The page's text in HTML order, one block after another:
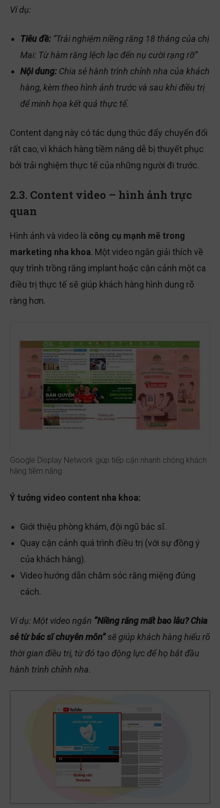
Ví dụ:
Tiêu đề: “Trải nghiệm niềng răng 18 tháng của chị
Mai: Từ hàm răng lệch lạc đến nụ cười rạng rỡ”
Nội dung: Chia sẻ hành trình chỉnh nha của khách
hàng, kèm theo hình ảnh trước và sau khi điều trị
để minh họa kết quả thực tế.
Content dạng này có tác dụng thúc đẩy chuyển đổi
rất cao, vì khách hàng tiềm năng dễ bị thuyết phục
bởi trải nghiệm thực tế của những người đi trước.
2.3. Content video – hình ảnh trực
quan
Hình ảnh và video là công cụ mạnh mẽ trong
marketing nha khoa. Một video ngắn giải thích về
quy trình trồng răng implant hoặc cận cảnh một ca
điều trị thực tế sẽ giúp khách hàng hình dung rõ
ràng hơn.
Google Display Network giúp tiếp cận nhanh chóng khách
hàng tiềm năng
Ý tưởng video content nha khoa:
Giới thiệu phòng khám, đội ngũ bác sĩ.
Quay cận cảnh quá trình điều trị (với sự đồng ý
của khách hàng).
Video hướng dẫn chăm sóc răng miệng đúng
cách.
Ví dụ: Một video ngắn “Niềng răng mất bao lâu? Chia
sẻ từ bác sĩ chuyên môn”sẽ giúp khách hàng hiểu rõ
thời gian điều trị, từ đó tạo động lực để họ bắt đầu
hành trình chỉnh nha.